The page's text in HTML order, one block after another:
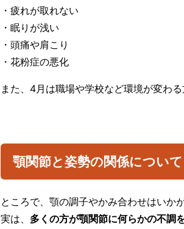
・疲れが取れない
・眠りが浅い
・頭痛や肩こり
・花粉症の悪化
また、4月は職場や学校など環境が変わ
顎関節と姿勢の関係について
ところで、顎の調子やかみ合わせはいか
実は、 多くの方が顎関節に何らかの不調